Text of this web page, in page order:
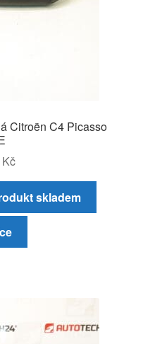
Citroën C4 Picasso
Kč
skladem